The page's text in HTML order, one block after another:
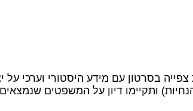
בסרטון עם מידע היסטורי וערכי על
ותקיימו דיון על המשפטים